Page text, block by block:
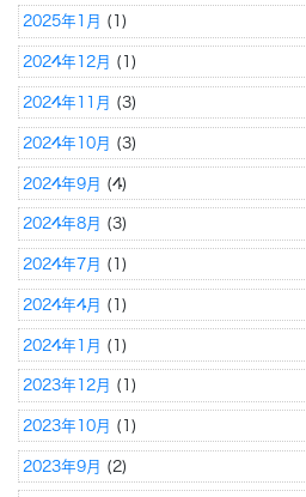
2025年1月 (1)
2024年12月 (1)
2024年11月 (3)
2024年10月 (3)
2024年9月 (4)
2024年8月 (3)
2024年7月 (1)
2024年4月 (1)
2024年1月 (1)
2023年12月 (1)
2023年10月 (1)
2023年9月 (2)